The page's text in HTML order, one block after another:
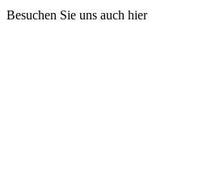
Besuchen Sie uns auch hier